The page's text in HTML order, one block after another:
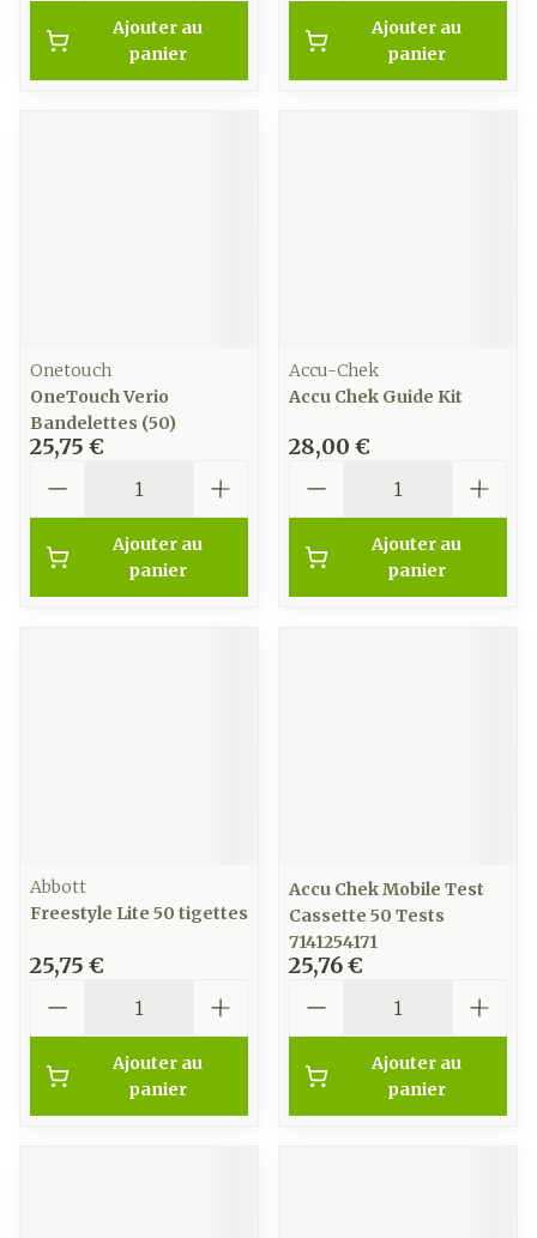
Ajouter au
panier
Ajouter au
panier
Onetouch
OneTouch Verio
Bandelettes (50)
25,75 €
Ajouter au
panier
Accu-Chek
Accu Chek Guide Kit
28,00 €
Ajouter au
panier
Abbott
Freestyle Lite 50 tigettes
25,75 €
Ajouter au
panier
Accu Chek Mobile Test
Cassette 50 Tests
7141254171
25,76 €
Ajouter au
panier